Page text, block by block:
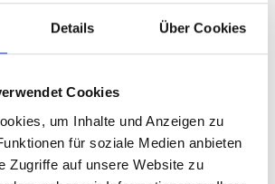
Details Über Cookies
Cookies
um Inhalte und Anzeigen zu
für soziale Medien anbieten
Zugriffe auf unsere Website zu
2.000 €
Württemberg 3.000 €